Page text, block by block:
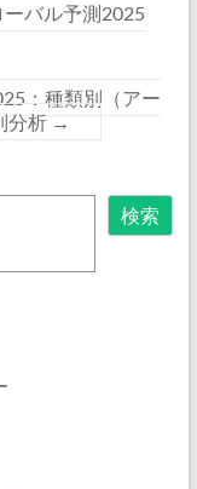
ーバル予測2025
：種類別（アー
分析 →
検索